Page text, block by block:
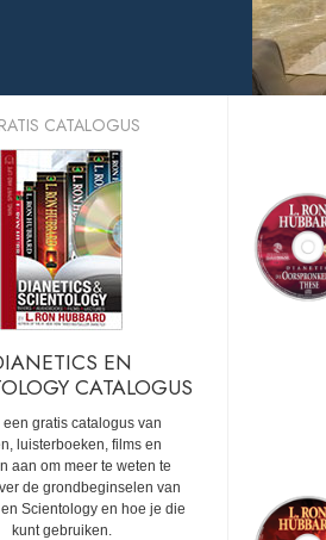
CATALOGUS
EN
CATALOGUS
een gratis catalogus van
luisterboeken, films en
aan om meer te weten te
de grondbeginselen van
Scientology en hoe je die
kunt gebruiken.